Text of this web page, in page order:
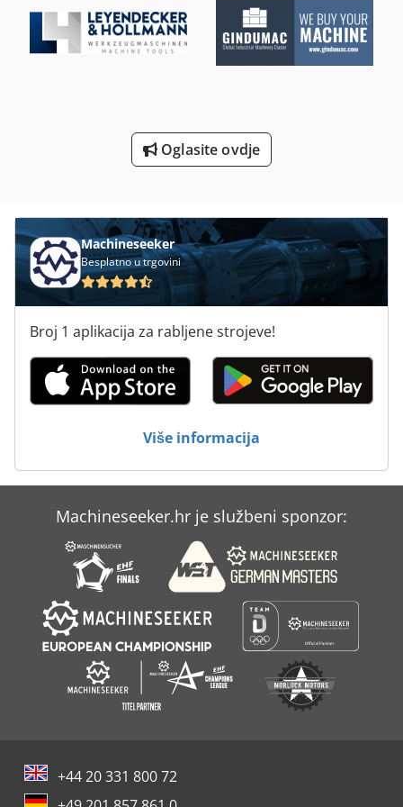
Strojevi Za Savijanje Cijevi
Strojevi Za Savijanje Lima
Strojevi Za ČišćenjeOglasite ovdje
Machineseeker
Besplatno u trgovini
Broj 1 aplikacija za rabljene strojeve!
Više informacija
Machineseeker.hr je službeni sponzor:
+44 20 331 800 72